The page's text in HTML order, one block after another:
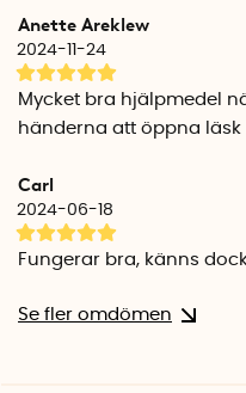
Anette Areklew
2024-11-24
Mycket bra hjälpmedel
händerna att öppna läsk
Carl
2024-06-18
Fungerar bra, känns
Se fler omdömen